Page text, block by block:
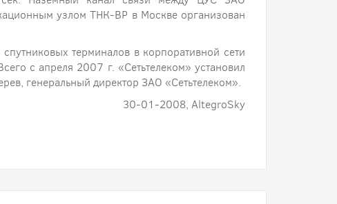
узлом ТНК-BP в Москве организован
терминалов в корпоративной сети
с апреля 2007 г. «Сетьтелеком» установил
генеральный директор ЗАО «Сетьтелеком».
30-01-2008, AltegroSky